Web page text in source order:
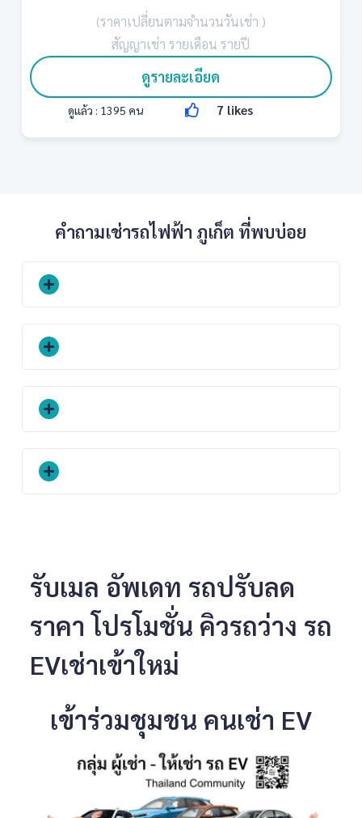
(ราคาเปลี่ยนตามจำนวนวันเช่า )
สัญญาเช่า รายเดือน รายปี
ดูรายละเอียด
ดูแล้ว : 1395 คน 7 likes
คำถามเช่ารถไฟฟ้า ภูเก็ต ที่พบบ่อย
รับเมล อัพเดท รถปรับลด
ราคา โปรโมชั่น คิวรถว่าง รถ
EVเช่าเข้าใหม่
เข้าร่วมชุมชน คนเช่า EV